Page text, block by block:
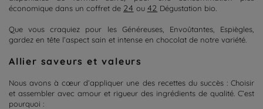
économique dans un coffret de 24 ou 42 Dégustation bio
Que vous craquiez pour les Généreuses, Envoûtantes, Espiègles,
gardez en tête l’aspect sain et intense en chocolat de notre variété.
Allier saveurs et valeurs
Nous avons à cœur d’appliquer une des recettes du succès : Choisir
et assembler avec amour et rigueur des ingrédients de qualité. C’est
pourquoi :